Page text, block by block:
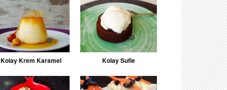
Kolay Krem Karamel Kolay Sufle